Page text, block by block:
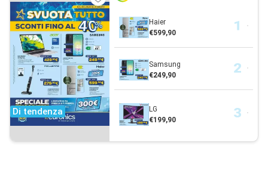
Di tendenza
Haier
€599,90
Samsung
€249,90
LG
€199,90